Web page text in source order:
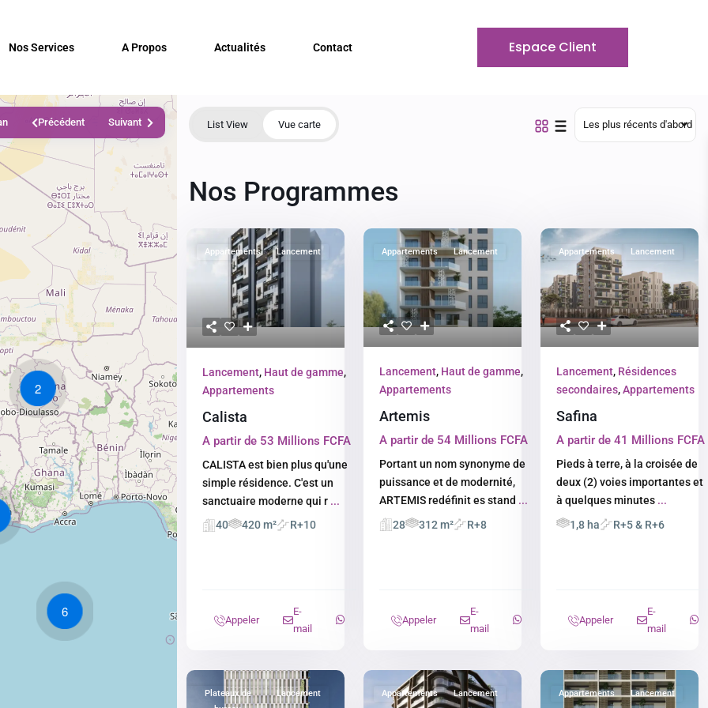
Nos Services A Propos Actualités Contact Espace Client
2
6
Précédent Suivant List View Vue carte Les plus récents d'abord
Nos Programmes
Appartements Lancement
Lancement, Haut de gamme,
Appartements
Calista
A partir de 53 Millions FCFA
CALISTA est bien plus qu'une
simple résidence. C'est un
sanctuaire moderne qui r ...
40
420 m² R+10
Appeler
E-
mail
Appartements Lancement
Lancement, Haut de gamme,
Appartements
Artemis
A partir de 54 Millions FCFA
Portant un nom synonyme de
puissance et de modernité,
ARTEMIS redéfinit es stand ...
28
312 m² R+8
Appeler
E-
mail
Appartements Lancement
Lancement, Résidences
secondaires,Appartements
Safina
A partir de 41 Millions FCFA
Pieds à terre, à la croisée de
deux (2) voies importantes et
à quelques minutes ...
1,8 ha
R+5 & R+6
Appeler
E-
mail
Plateaux de
Lancement Appartements Lancement Appartements Lancement